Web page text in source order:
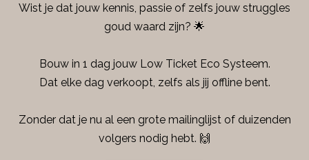
Wist je dat jouw kennis, passie of zelfs jouw struggles
goud waard zijn? 🌟
Bouw in 1 dag jouw Low Ticket Eco Systeem.
Dat elke dag verkoopt, zelfs als jij offline bent.
Zonder dat je nu al een grote mailinglijst of duizenden
volgers nodig hebt. 🙌